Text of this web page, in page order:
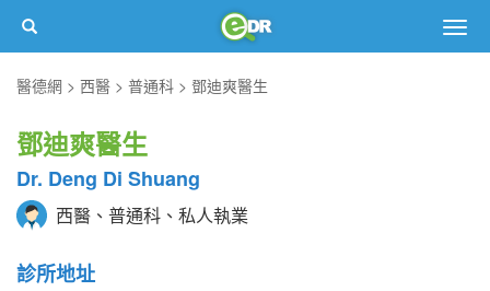
醫德網
西醫 普通科 鄧迪爽醫生
鄧迪爽醫生
Dr. Deng Di Shuang
西醫、普通科、私人執業
診所地址